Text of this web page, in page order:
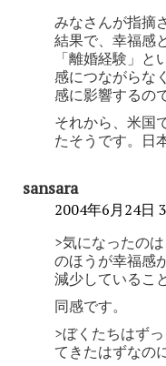
みなさんが指摘
結果で、幸福感
「離婚経験」
感につながらな
感に影響するの
それから、米国
たそうです。日
sansara
2004年6月24日
>気になったの
のほうが幸福感
減少していること
同感です。
>ぼくたちはず
てきたはずなのに